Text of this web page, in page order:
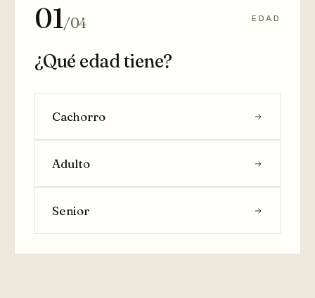
01/04 EDAD
¿Qué edad tiene?
Cachorro
Adulto
Senior